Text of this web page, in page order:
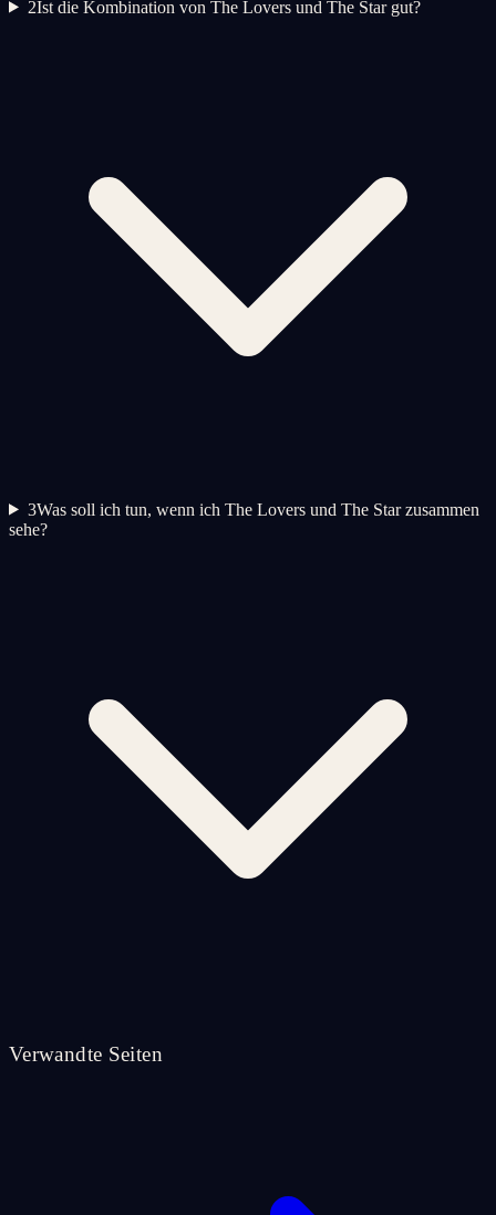
2Ist die Kombination von The Lovers und The Star gut?
3Was soll ich tun, wenn ich The Lovers und The Star zusammen
sehe?
Verwandte Seiten